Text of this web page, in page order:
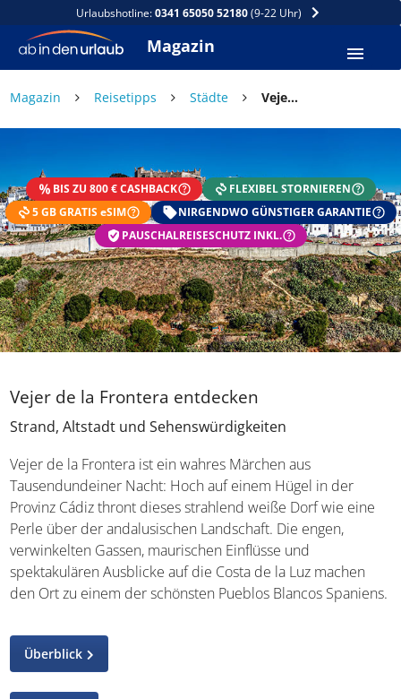
Urlaubshotline:0341 65050 52180(9-22 Uhr)
Magazin
Magazin Reisetipps Städte Vejer de la Frontera entdecken
BIS ZU 800 € CASHBACK
FLEXIBEL STORNIEREN
5 GB GRATIS eSIM
NIRGENDWO GÜNSTIGER GARANTIE
PAUSCHALREISESCHUTZ INKL.
Vejer de la Frontera entdecken
Strand, Altstadt und Sehenswürdigkeiten
Vejer de la Frontera ist ein wahres Märchen aus
Tausendundeiner Nacht: Hoch auf einem Hügel in der
Provinz Cádiz thront dieses strahlend weiße Dorf wie eine
Perle über der andalusischen Landschaft. Die engen,
verwinkelten Gassen, maurischen Einflüsse und
spektakulären Ausblicke auf die Costa de la Luz machen
den Ort zu einem der schönsten Pueblos Blancos Spaniens.
Überblick